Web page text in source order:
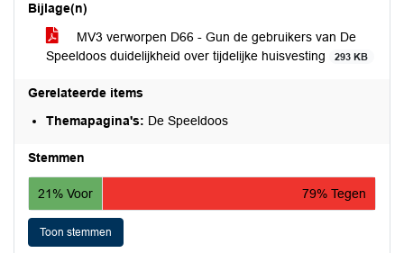
Bijlage(n)
MV3 verworpen D66 - Gun de gebruikers van De
Speeldoos duidelijkheid over tijdelijke huisvesting
293 KB
Gerelateerde items
Themapagina's: De Speeldoos
Stemmen
21% Voor 79% Tegen
Toon stemmen